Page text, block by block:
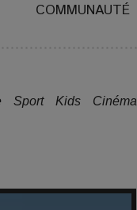
COMMUNAUTÉ
Sport Kids Cinéma